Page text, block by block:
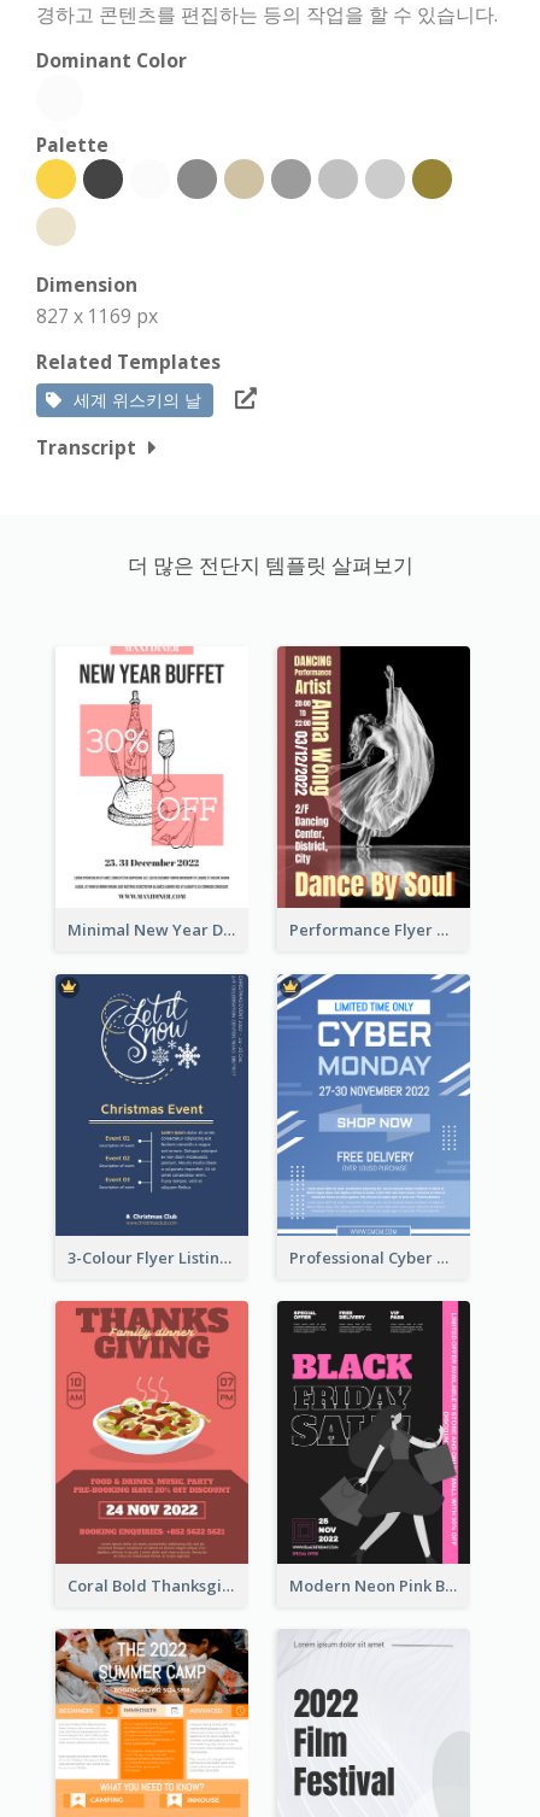
경하고 콘텐츠를 편집하는 등의 작업을 할 수 있습니다.
Dominant Color
Palette
Dimension
827 x 1169 px
Related Templates
세계 위스키의 날
Transcript
더 많은 전단지 템플릿 살펴보기
Minimal New Year Dinning Promotion Design Idea Performance Flyer With Monochrome Photo
3-Colour Flyer Listing Christmas Activities Professional Cyber Monday Free Delivery Promotion Flyer Design
Coral Bold Thanksgiving Dinner Promotion Flyer Modern Neon Pink Black Friday Shopping Sale Day Flyer